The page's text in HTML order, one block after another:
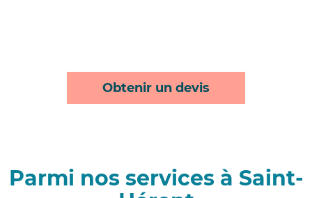
Obtenir un devis
Parmi nos services à Saint-